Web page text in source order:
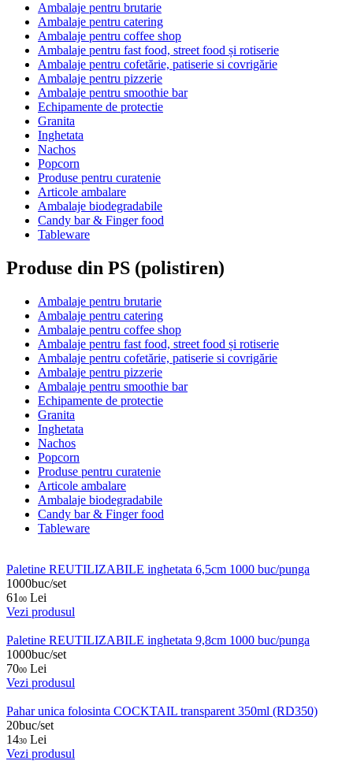
Ambalaje pentru brutarie
Ambalaje pentru catering
Ambalaje pentru coffee shop
Ambalaje pentru fast food, street food și rotiserie
Ambalaje pentru cofetărie, patiserie si covrigărie
Ambalaje pentru pizzerie
Ambalaje pentru smoothie bar
Echipamente de protectie
Granita
Inghetata
Nachos
Popcorn
Produse pentru curatenie
Articole ambalare
Ambalaje biodegradabile
Candy bar & Finger food
Tableware
Produse din PS (polistiren)
Ambalaje pentru brutarie
Ambalaje pentru catering
Ambalaje pentru coffee shop
Ambalaje pentru fast food, street food și rotiserie
Ambalaje pentru cofetărie, patiserie si covrigărie
Ambalaje pentru pizzerie
Ambalaje pentru smoothie bar
Echipamente de protectie
Granita
Inghetata
Nachos
Popcorn
Produse pentru curatenie
Articole ambalare
Ambalaje biodegradabile
Candy bar & Finger food
Tableware
Paletine REUTILIZABILE inghetata 6,5cm 1000 buc/punga
1000buc/set
61 00 Lei
Vezi produsul
Paletine REUTILIZABILE inghetata 9,8cm 1000 buc/punga
1000buc/set
7000 Lei
Vezi produsul
Pahar unica folosinta COCKTAIL transparent 350ml (RD350)
20buc/set
1430 Lei
Vezi produsul